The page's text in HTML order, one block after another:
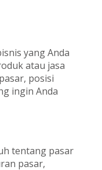
yang Anda
atau jasa
posisi
ingin Anda
tentang pasar
pasar,